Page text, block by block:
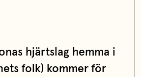
hjärtslag hemma i
folk) kommer för